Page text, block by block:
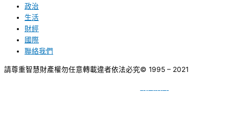
政治
生活
財經
國際
聯絡我們
請尊重智慧財產權勿任意轉載違者依法必究© 1995 – 2021